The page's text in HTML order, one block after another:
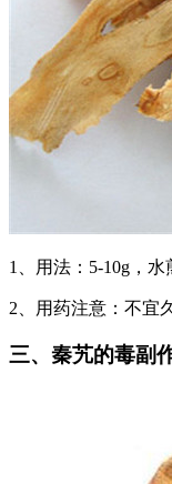
1、用法：5-10g，水
2、用药注意：不宜
三、秦艽的毒副